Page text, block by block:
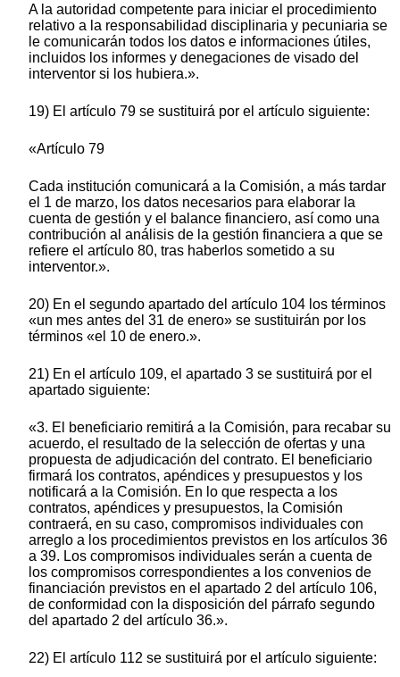
A la autoridad competente para iniciar el procedimiento
relativo a la responsabilidad disciplinaria y pecuniaria se
le comunicarán todos los datos e informaciones útiles,
incluidos los informes y denegaciones de visado del
interventor si los hubiera.».
19) El artículo 79 se sustituirá por el artículo siguiente:
«Artículo 79
Cada institución comunicará a la Comisión, a más tardar
el 1 de marzo, los datos necesarios para elaborar la
cuenta de gestión y el balance financiero, así como una
contribución al análisis de la gestión financiera a que se
refiere el artículo 80, tras haberlos sometido a su
interventor.».
20) En el segundo apartado del artículo 104 los términos
«un mes antes del 31 de enero» se sustituirán por los
términos «el 10 de enero.».
21) En el artículo 109, el apartado 3 se sustituirá por el
apartado siguiente:
«3. El beneficiario remitirá a la Comisión, para recabar su
acuerdo, el resultado de la selección de ofertas y una
propuesta de adjudicación del contrato. El beneficiario
firmará los contratos, apéndices y presupuestos y los
notificará a la Comisión. En lo que respecta a los
contratos, apéndices y presupuestos, la Comisión
contraerá, en su caso, compromisos individuales con
arreglo a los procedimientos previstos en los artículos 36
a 39. Los compromisos individuales serán a cuenta de
los compromisos correspondientes a los convenios de
financiación previstos en el apartado 2 del artículo 106,
de conformidad con la disposición del párrafo segundo
del apartado 2 del artículo 36.».
22) El artículo 112 se sustituirá por el artículo siguiente: